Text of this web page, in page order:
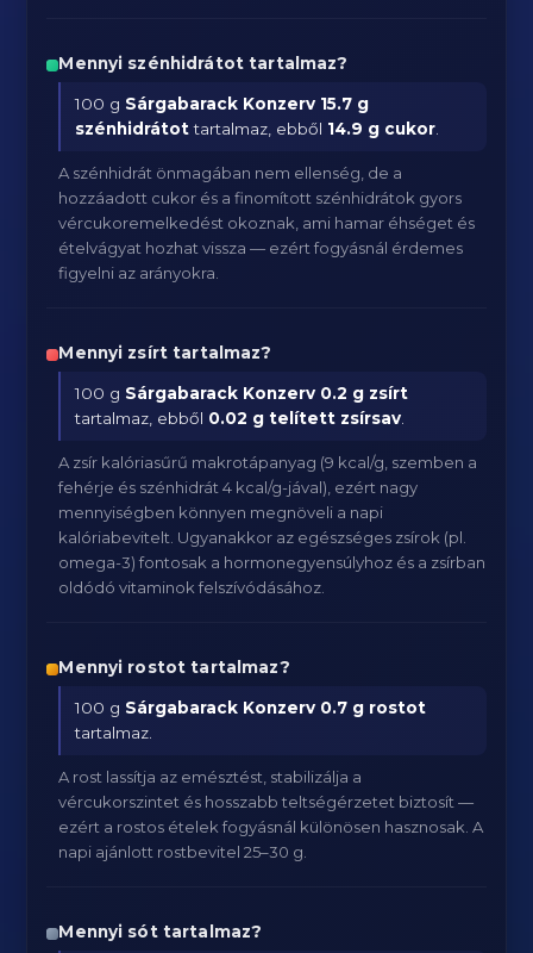
Mennyi szénhidrátot tartalmaz?
100 g Sárgabarack Konzerv 15.7 g
szénhidrátottartalmaz, ebből 14.9 g cukor
A szénhidrát önmagában nem ellenség, de a
hozzáadott cukor és a finomított szénhidrátok gyors
vércukoremelkedést okoznak, ami hamar éhséget és
ételvágyat hozhat vissza — ezért fogyásnál érdemes
figyelni az arányokra.
Mennyi zsírt tartalmaz?
100 g Sárgabarack Konzerv 0.2 g zsírt
tartalmaz, ebből 0.02 g telített zsírsav
A zsír kalóriasűrű makrotápanyag (9 kcal/g, szemben a
fehérje és szénhidrát 4 kcal/g-jával), ezért nagy
mennyiségben könnyen megnöveli a napi
kalóriabevitelt. Ugyanakkor az egészséges zsírok (pl.
omega-3) fontosak a hormonegyensúlyhoz és a zsírban
oldódó vitaminok felszívódásához.
Mennyi rostot tartalmaz?
100 g Sárgabarack Konzerv 0.7 g rostot
tartalmaz.
A rost lassítja az emésztést, stabilizálja a
vércukorszintet és hosszabb teltségérzetet biztosít —
ezért a rostos ételek fogyásnál különösen hasznosak. A
napi ajánlott rostbevitel 25–30 g.
Mennyi sót tartalmaz?